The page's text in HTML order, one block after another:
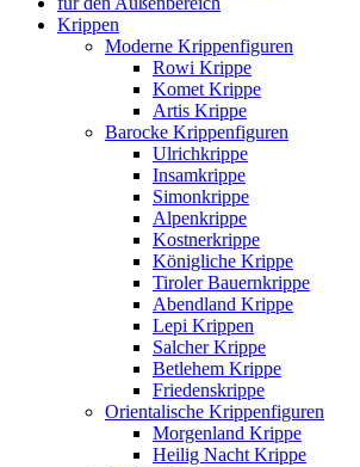
Krippen
Moderne Krippenfiguren
Rowi Krippe
Komet Krippe
Artis Krippe
Barocke Krippenfiguren
Ulrichkrippe
Insamkrippe
Simonkrippe
Alpenkrippe
Kostnerkrippe
Königliche Krippe
Tiroler Bauernkrippe
Abendland Krippe
Lepi Krippen
Salcher Krippe
Betlehem Krippe
Friedenskrippe
Orientalische Krippenfiguren
Morgenland Krippe
Heilig Nacht Krippe